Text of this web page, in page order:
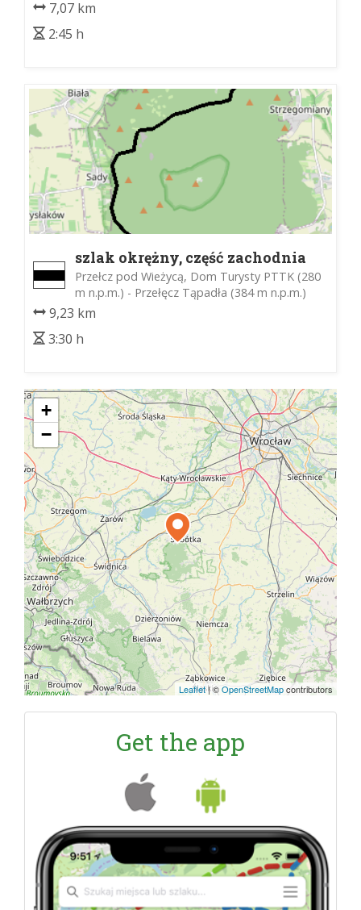
7,07 km
2:45 h
szlak okrężny, część zachodnia
Przełcz pod Wieżycą, Dom Turysty PTTK (280
m n.p.m.) - Przełęcz Tąpadła (384 m n.p.m.)
9,23 km
3:30 h
+
−
Leaflet|©OpenStreetMapcontributors
Get the app